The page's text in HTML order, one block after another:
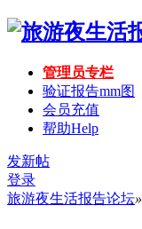
管理员专栏
验证报告mm图
会员充值
帮助Help
发新帖
登录
旅游夜生活报告论坛»